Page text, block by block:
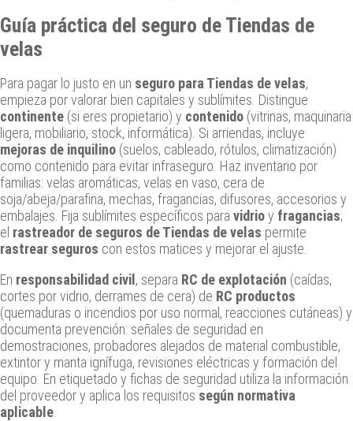
Guía práctica del seguro de Tiendas de
velas
Para pagar lo justo en un seguro para Tiendas de velas,
empieza por valorar bien capitales y sublímites. Distingue
continente (si eres propietario) y contenido (vitrinas, maquinaria
ligera, mobiliario, stock, informática). Si arriendas, incluye
mejoras de inquilino (suelos, cableado, rótulos, climatización)
como contenido para evitar infraseguro. Haz inventario por
familias: velas aromáticas, velas en vaso, cera de
soja/abeja/parafina, mechas, fragancias, difusores, accesorios y
embalajes. Fija sublímites específicos para vidrioy fragancias;
el rastreador de seguros de Tiendas de velas permite
rastrear seguros con estos matices y mejorar el ajuste.
En responsabilidad civil , separa RC de explotación (caídas,
cortes por vidrio, derrames de cera) de RC productos
(quemaduras o incendios por uso normal, reacciones cutáneas) y
documenta prevención: señales de seguridad en
demostraciones, probadores alejados de material combustible,
extintor y manta ignífuga, revisiones eléctricas y formación del
equipo. En etiquetado y fichas de seguridad utiliza la información
del proveedor y aplica los requisitos según normativa
aplicable